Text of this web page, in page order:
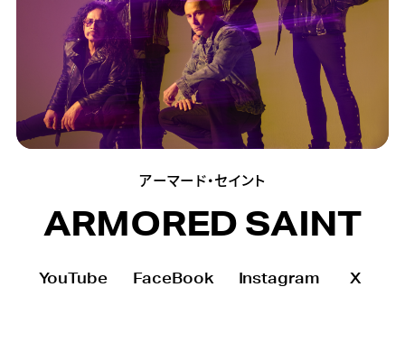
アーマード・セイント
ARMORED SAINT
YouTube FaceBook Instagram X